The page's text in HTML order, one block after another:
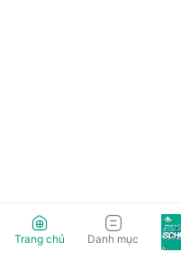
Trang chủ Danh mục